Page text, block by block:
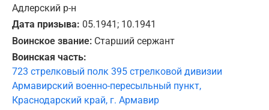
Адлерский р-н
Дата призыва: 05.1941; 10.1941
Воинское звание: Старший сержант
Воинская часть:
723 стрелковый полк 395 стрелковой дивизии
Армавирский военно-пересыльный пункт,
Краснодарский край, г. Армавир